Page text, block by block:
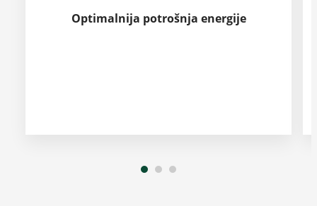
Optimalnija potrošnja energije